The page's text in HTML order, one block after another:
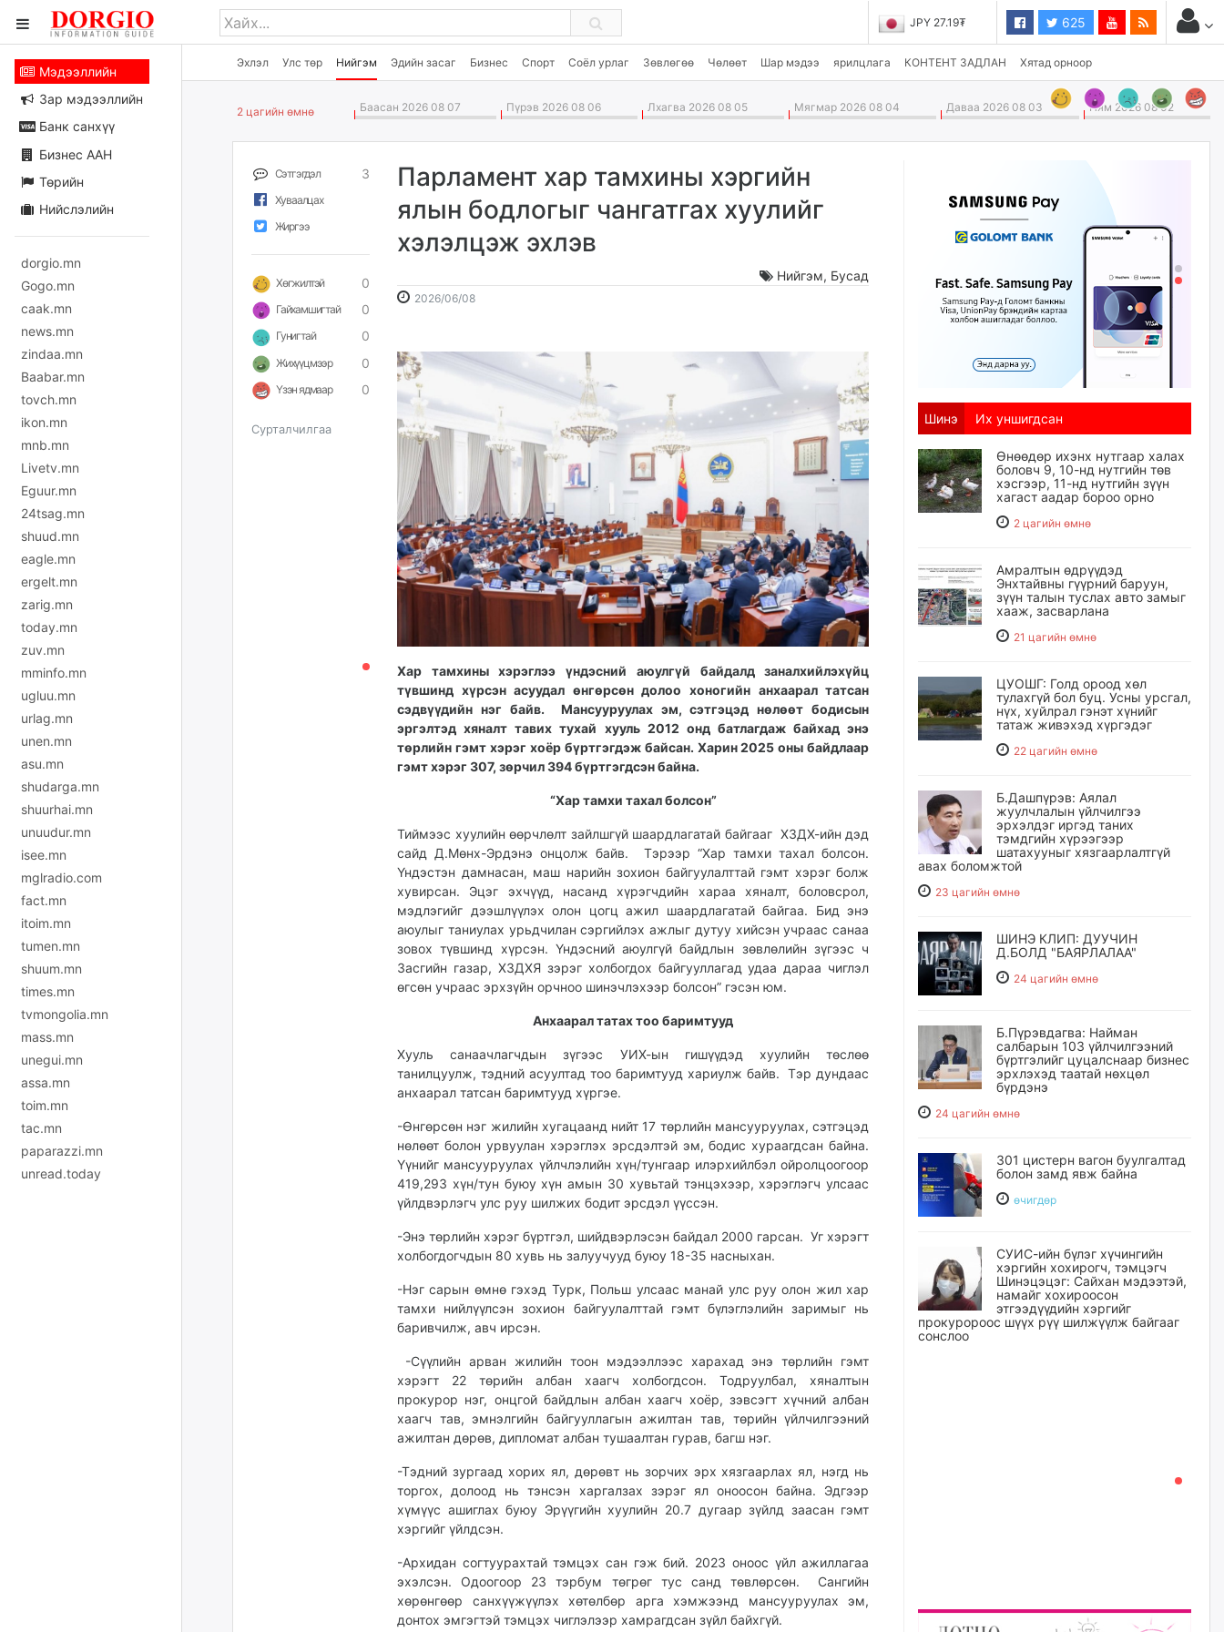
JPY 27.19₮ 625
Эхлэл Улс төр Нийгэм Эдийн засаг Бизнес Спорт Соёл урлаг Зөвлөгөө Чөлөөт Шар мэдээ ярилцлага КОНТЕНТ ЗАДЛАН Хятад орноор
Мэдээллийн
Зар мэдээллийн
Банк санхүү
Бизнес ААН
Төрийн
Нийслэлийн
dorgio.mn
Gogo.mn
caak.mn
news.mn
zindaa.mn
Baabar.mn
tovch.mn
ikon.mn
mnb.mn
Livetv.mn
Eguur.mn
24tsag.mn
shuud.mn
eagle.mn
ergelt.mn
zarig.mn
today.mn
zuv.mn
mminfo.mn
ugluu.mn
urlag.mn
unen.mn
asu.mn
shudarga.mn
shuurhai.mn
unuudur.mn
isee.mn
mglradio.com
fact.mn
itoim.mn
tumen.mn
shuum.mn
times.mn
tvmongolia.mn
mass.mn
unegui.mn
assa.mn
toim.mn
tac.mn
paparazzi.mn
unread.today
2 цагийн өмнө Баасан 2026 08 07 Пүрэв 2026 08 06 Лхагва 2026 08 05 Мягмар 2026 08 04 Даваа 2026 08 03 Ням 2026 08 02
Сэтгэгдэл 3
Хуваалцах
Жиргээ
Хөгжилтэй 0
Гайхамшигтай 0
Гунигтай 0
Жихүүцмээр 0
Үзэн ядмаар 0
Сурталчилгаа
Парламент хар тамхины хэргийн
ялын бодлогыг чангатгах хуулийг
хэлэлцэж эхлэв
Нийгэм, Бусад
2026/06/082026-
10:03:47
2026-
13:21:05
Хар тамхины хэрэглээ үндэсний аюулгүй байдалд заналхийлэхүйц
түвшинд хүрсэн асуудал өнгөрсөн долоо хоногийн анхаарал татсан
сэдвүүдийн нэг байв. Мансууруулах эм, сэтгэцэд нөлөөт бодисын
эргэлтэд хяналт тавих тухай хууль 2012 онд батлагдаж байхад энэ
төрлийн гэмт хэрэг хоёр бүртгэгдэж байсан. Харин 2025 оны байдлаар
гэмт хэрэг 307, зөрчил 394 бүртгэгдсэн байна.
“Хар тамхи тахал болсон”
Тиймээс хуулийн өөрчлөлт зайлшгүй шаардлагатай байгааг ХЗДХ-ийн дэд
сайд Д.Мөнх-Эрдэнэ онцолж байв. Тэрээр “Хар тамхи тахал болсон.
Үндэстэн дамнасан, маш нарийн зохион байгуулалттай гэмт хэрэг болж
хувирсан. Эцэг эхчүүд, насанд хүрэгчдийн хараа хяналт, боловсрол,
мэдлэгийг дээшлүүлэх олон цогц ажил шаардлагатай байгаа. Бид энэ
аюулыг таниулах урьдчилан сэргийлэх ажлыг дутуу хийсэн учраас санаа
зовох түвшинд хүрсэн. Үндэсний аюулгүй байдлын зөвлөлийн зүгээс ч
Засгийн газар, ХЗДХЯ зэрэг холбогдох байгууллагад удаа дараа чиглэл
өгсөн учраас эрхзүйн орчноо шинэчлэхээр болсон” гэсэн юм.
Анхаарал татах тоо баримтууд
Хууль санаачлагчдын зүгээс УИХ-ын гишүүдэд хуулийн төслөө
танилцуулж, тэдний асуултад тоо баримтууд хариулж байв. Тэр дундаас
анхаарал татсан баримтууд хүргэе.
-Өнгөрсөн нэг жилийн хугацаанд нийт 17 төрлийн мансууруулах, сэтгэцэд
нөлөөт болон урвуулан хэрэглэх эрсдэлтэй эм, бодис хураагдсан байна.
Үүнийг мансууруулах үйлчлэлийн хүн/тунгаар илэрхийлбэл ойролцоогоор
419,293 хүн/тун буюу хүн амын 30 хувьтай тэнцэхээр, хэрэглэгч улсаас
үйлдвэрлэгч улс руу шилжих бодит эрсдэл үүссэн.
-Энэ төрлийн хэрэг бүртгэл, шийдвэрлэсэн байдал 2000 гарсан. Уг хэрэгт
холбогдогчдын 80 хувь нь залуучууд буюу 18-35 насныхан.
-Нэг сарын өмнө гэхэд Турк, Польш улсаас манай улс руу олон жил хар
тамхи нийлүүлсэн зохион байгуулалттай гэмт бүлэглэлийн заримыг нь
баривчилж, авч ирсэн.
-Сүүлийн арван жилийн тоон мэдээллээс харахад энэ төрлийн гэмт
хэрэгт 22 төрийн албан хаагч холбогдсон. Тодруулбал, хяналтын
прокурор нэг, онцгой байдлын албан хаагч хоёр, зэвсэгт хүчний албан
хаагч тав, эмнэлгийн байгууллагын ажилтан тав, төрийн үйлчилгээний
ажилтан дөрөв, дипломат албан тушаалтан гурав, багш нэг.
-Тэдний зургаад хорих ял, дөрөвт нь зорчих эрх хязгаарлах ял, нэгд нь
торгох, долоод нь тэнсэн харгалзах зэрэг ял оноосон байна. Эдгээр
хүмүүс ашиглах буюу Эрүүгийн хуулийн 20.7 дугаар зүйлд заасан гэмт
хэргийг үйлдсэн.
-Архидан согтуурахтай тэмцэх сан гэж бий. 2023 оноос үйл ажиллагаа
эхэлсэн. Одоогоор 23 тэрбум төгрөг тус санд төвлөрсөн. Сангийн
хөрөнгөөр санхүүжүүлэх хөтөлбөр арга хэмжээнд мансууруулах эм,
донтох эмгэгтэй тэмцэх чиглэлээр хамрагдсан зүйл байхгүй.
Шинэ Их уншигдсан
Өнөөдөр ихэнх нутгаар халах
боловч 9, 10-нд нутгийн төв
хэсгээр, 11-нд нутгийн зүүн
хагаст аадар бороо орно
2 цагийн өмнө
Амралтын өдрүүдэд
Энхтайвны гүүрний баруун,
зүүн талын туслах авто замыг
хааж, засварлана
21 цагийн өмнө
ЦУОШГ: Голд ороод хөл
тулахгүй бол буц. Усны урсгал,
нүх, хуйлрал гэнэт хүнийг
татаж живэхэд хүргэдэг
22 цагийн өмнө
Б.Дашпүрэв: Аялал
жуулчлалын үйлчилгээ
эрхэлдэг иргэд таних
тэмдгийн хүрээгээр
шатахууныг хязгаарлалтгүй
авах боломжтой
23 цагийн өмнө
ШИНЭ КЛИП: ДУУЧИН
Д.БОЛД "БАЯРЛАЛАА"
24 цагийн өмнө
Б.Пүрэвдагва: Найман
салбарын 103 үйлчилгээний
бүртгэлийг цуцалснаар бизнес
эрхлэхэд таатай нөхцөл
бүрдэнэ
24 цагийн өмнө
301 цистерн вагон буулгалтад
болон замд явж байна
өчигдѳр
СУИС-ийн бүлэг хүчингийн
хэргийн хохирогч, тэмцэгч
Шинэцэцэг: Сайхан мэдээтэй,
намайг хохироосон
этгээдүүдийн хэргийг
прокуророос шүүх рүү шилжүүлж байгааг
сонслоо